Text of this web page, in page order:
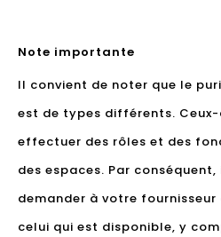
Note importante
Il convient de noter que le
est de types différents.
effectuer des rôles et des
des espaces. Par
demander à votre
celui qui est disponible, y